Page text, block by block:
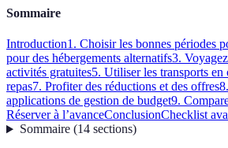
Sommaire
Introduction1. Choisir les bonnes périodes
pour des hébergements alternatifs3.
activités gratuites5. Utiliser les transports en
repas7. Profiter des réductions et des offres
applications de gestion de budget9.
Réserver à l’avanceConclusionChecklist
Sommaire(14 sections)